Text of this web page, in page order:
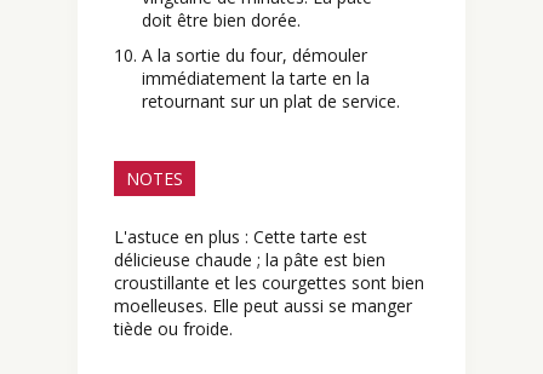
doit être bien dorée.
A la sortie du four, démouler
immédiatement la tarte en la
retournant sur un plat de service.
NOTES
L'astuce en plus : Cette tarte est
délicieuse chaude ; la pâte est bien
croustillante et les courgettes sont bien
moelleuses. Elle peut aussi se manger
tiède ou froide.